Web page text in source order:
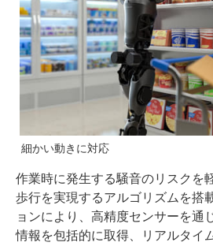
細かい動きに対応
作業時に発生する騒音のリスクを
歩行を実現するアルゴリズムを搭
ョンにより、高精度センサーを通
情報を包括的に取得、リアルタイ